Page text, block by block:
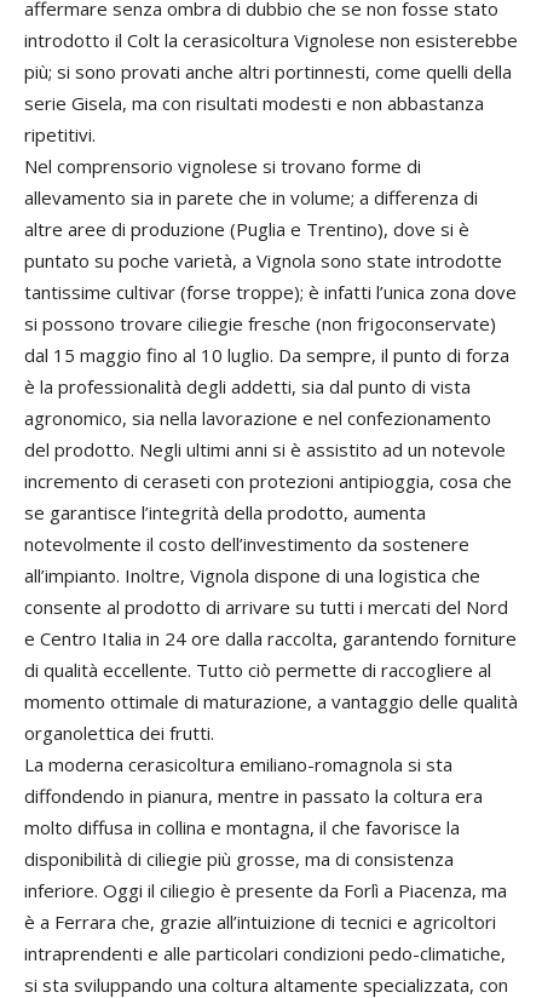
affermare senza ombra di dubbio che se non fosse stato
introdotto il Colt la cerasicoltura Vignolese non esisterebbe
più; si sono provati anche altri portinnesti, come quelli della
serie Gisela, ma con risultati modesti e non abbastanza
ripetitivi.
Nel comprensorio vignolese si trovano forme di
allevamento sia in parete che in volume; a differenza di
altre aree di produzione (Puglia e Trentino), dove si è
puntato su poche varietà, a Vignola sono state introdotte
tantissime cultivar (forse troppe); è infatti l’unica zona dove
si possono trovare ciliegie fresche (non frigoconservate)
dal 15 maggio fino al 10 luglio. Da sempre, il punto di forza
è la professionalità degli addetti, sia dal punto di vista
agronomico, sia nella lavorazione e nel confezionamento
del prodotto. Negli ultimi anni si è assistito ad un notevole
incremento di ceraseti con protezioni antipioggia, cosa che
se garantisce l’integrità della prodotto, aumenta
notevolmente il costo dell’investimento da sostenere
all’impianto. Inoltre, Vignola dispone di una logistica che
consente al prodotto di arrivare su tutti i mercati del Nord
e Centro Italia in 24 ore dalla raccolta, garantendo forniture
di qualità eccellente. Tutto ciò permette di raccogliere al
momento ottimale di maturazione, a vantaggio delle qualità
organolettica dei frutti.
La moderna cerasicoltura emiliano-romagnola si sta
diffondendo in pianura, mentre in passato la coltura era
molto diffusa in collina e montagna, il che favorisce la
disponibilità di ciliegie più grosse, ma di consistenza
inferiore. Oggi il ciliegio è presente da Forlì a Piacenza, ma
è a Ferrara che, grazie all’intuizione di tecnici e agricoltori
intraprendenti e alle particolari condizioni pedo-climatiche,
si sta sviluppando una coltura altamente specializzata, con